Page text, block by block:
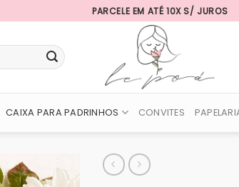
PARCELE EM ATÉ 10X S/ JUROS
CAIXA PARA PADRINHOS CONVITES